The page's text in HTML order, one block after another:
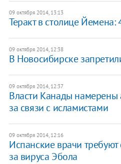
09 октября 2014, 13:13
Теракт в столице Йемена:
09 октября 2014, 12:38
В Новосибирске
09 октября 2014, 12:37
Власти Канады намерены
за связи с исламистами
09 октября 2014, 12:16
Испанские врачи
за вируса Эбола